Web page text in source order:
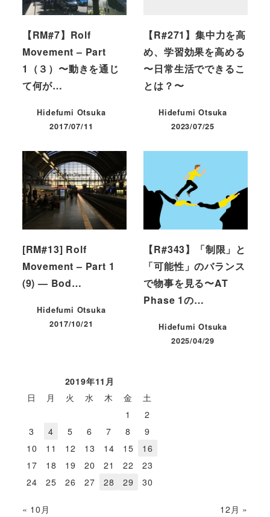
【RM#7】Rolf
Movement – Part
1（３）〜動きを通じ
て何が…
Hidefumi Otsuka
投稿日
2017/07/11
【R#271】集中力を高
め、学習効果を高める
〜日常生活でできるこ
とは？〜
Hidefumi Otsuka
投稿日
2023/07/25
[RM#13] Rolf
Movement – Part 1
(9) — Bod…
Hidefumi Otsuka
投稿日
2017/10/21
【R#343】「制限」と
「可能性」のバランス
で物事を見る〜AT
Phase 1の…
Hidefumi Otsuka
投稿日
2025/04/29
2019年11月
日
月 火 水 木 金
土
1
2
3
4 5 6 7 8
9
10
11 12 13 14 15
16
17
18 19 20 21 22
23
24
25 26 27 28 29 30
« 10月 12月 »